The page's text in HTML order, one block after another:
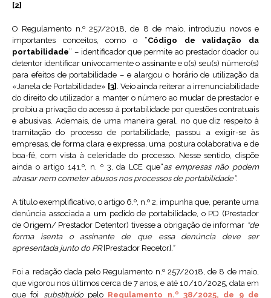
[2]
O Regulamento n.º 257/2018, de 8 de maio, introduziu novos e
importantes conceitos, como o “Código de validação da
portabilidade” – identificador que permite ao prestador doador ou
detentor identificar univocamente o assinante e o(s) seu(s) número(s)
para efeitos de portabilidade – e alargou o horário de utilização da
«Janela de Portabilidade» [3] . Veio ainda reiterar a irrenunciabilidade
do direito do utilizador a manter o número ao mudar de prestador e
proibiu a privação do acesso à portabilidade por questões contratuais
e abusivas. Ademais, de uma maneira geral, no que diz respeito à
tramitação do processo de portabilidade, passou a exigir-se às
empresas, de forma clara e expressa, uma postura colaborativa e de
boa-fé, com vista à celeridade do processo. Nesse sentido, dispõe
ainda o artigo 141.º, n. º 3, da LCE que“as empresas não podem
atrasar nem cometer abusos nos processos de portabilidade”.
A título exemplificativo, o artigo 6.º, n.º 2, impunha que, perante uma
denúncia associada a um pedido de portabilidade, o PD (Prestador
de Origem/ Prestador Detentor) tivesse a obrigação de informar “de
forma isenta o assinante de que essa denúncia deve ser
apresentada junto do PR[Prestador Recetor].”
Foi a redação dada pelo Regulamento n.º 257/2018, de 8 de maio,
que vigorou nos últimos cerca de 7 anos, e até 10/10/2025, data em
que foi substituídopelo Regulamento n.º 38/2025, de 9 de